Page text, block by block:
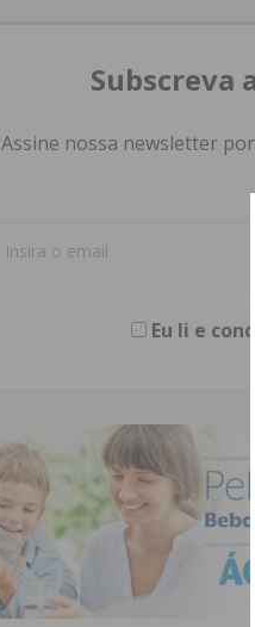
Subscreva
Assine nossa newsletter
Eu li e